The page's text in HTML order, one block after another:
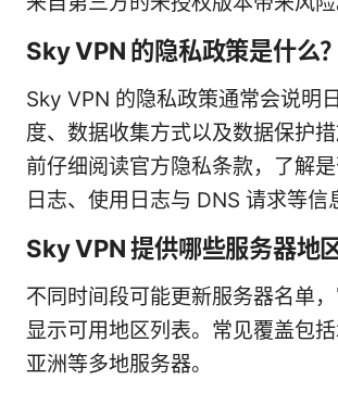
Sky VPN 的隐私政策是什么？
Sky VPN 的隐私政策通常会说明
度、数据收集方式以及数据保护
前仔细阅读官方隐私条款，了解
日志、使用日志与 DNS 请求等信
Sky VPN 提供哪些服务器地区
不同时间段可能更新服务器名单
显示可用地区列表。常见覆盖包括
亚洲等多地服务器。